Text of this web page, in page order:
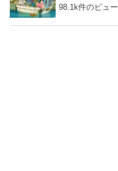
98.1k件のビュー